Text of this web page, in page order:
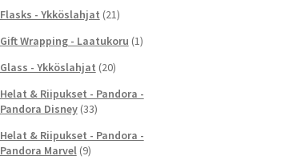
Flasks - Ykköslahjat (21)
Gift Wrapping - Laatukoru (1)
Glass - Ykköslahjat (20)
Helat & Riipukset - Pandora -
Pandora Disney (33)
Helat & Riipukset - Pandora -
Pandora Marvel (9)